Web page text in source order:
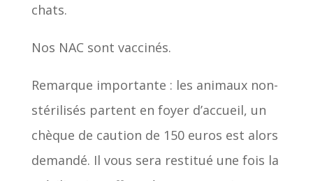
chats.
Nos NAC sont vaccinés.
Remarque importante : les animaux non-
stérilisés partent en foyer d’accueil, un
chèque de caution de 150 euros est alors
demandé. Il vous sera restitué une fois la